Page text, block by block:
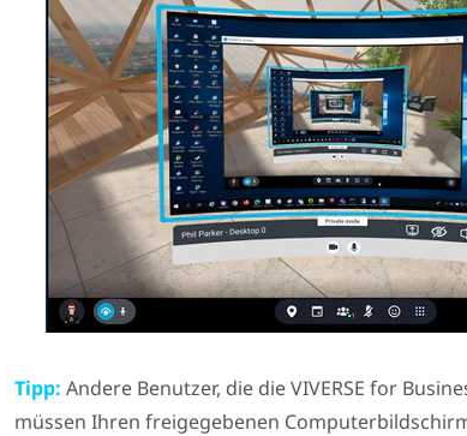
Tipp: Andere Benutzer, die dieVIVERSE for
müssen Ihren freigegebenen